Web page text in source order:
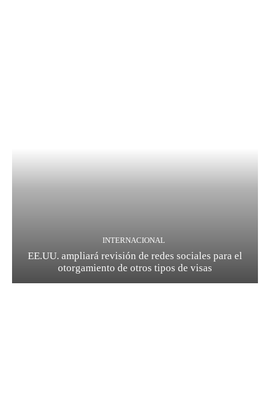
INTERNACIONAL
EE.UU. ampliará revisión de redes sociales para el
otorgamiento de otros tipos de visas